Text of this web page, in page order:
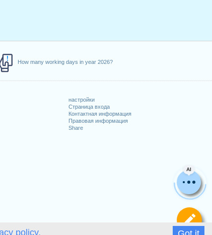
policy.
How many working days in year 2026?
настройки
Страница входа
Контактная информация
Правовая информация
Share
AI